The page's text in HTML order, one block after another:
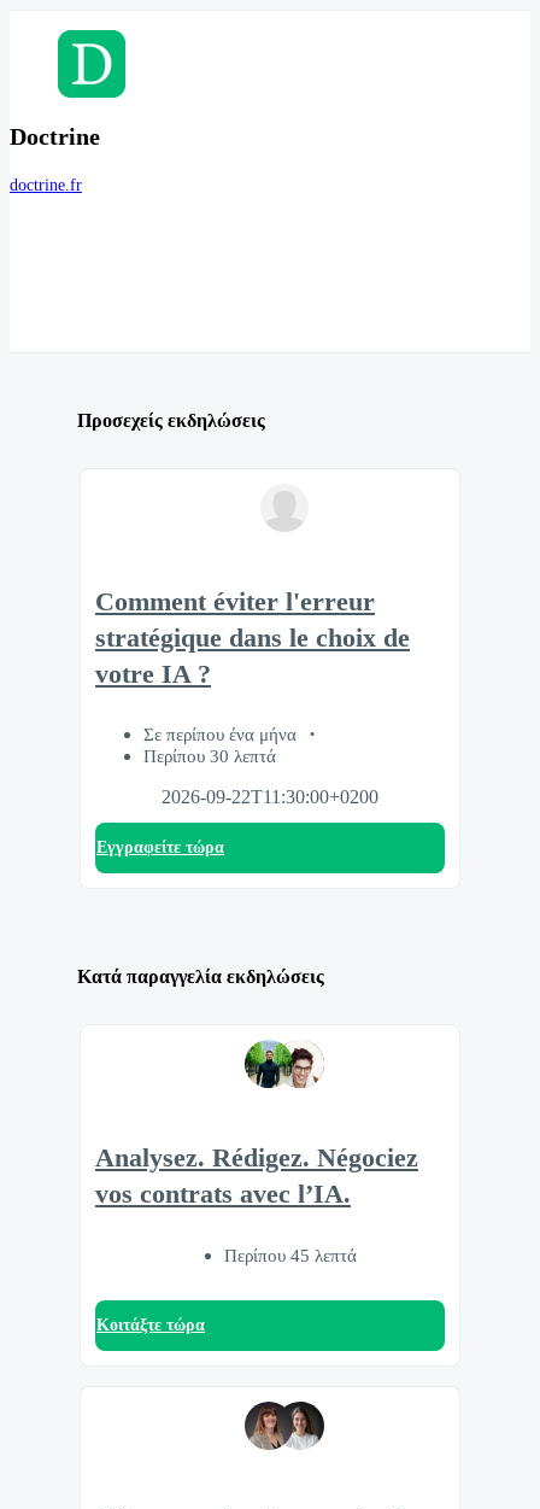
Doctrine
doctrine.fr
Προσεχείς εκδηλώσεις
Comment éviter l'erreur
stratégique dans le choix de
votre IA ?
Σε περίπου ένα μήνα
Περίπου 30 λεπτά
2026-09-22T11:30:00+0200
Eγγραφείτε τώρα
Κατά παραγγελία εκδηλώσεις
Analysez. Rédigez. Négociez
vos contrats avec l’IA.
Περίπου 45 λεπτά
Κοιτάξτε τώρα